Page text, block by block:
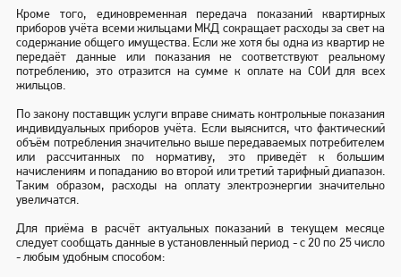
Кроме того, единовременная передача показаний квартирных
приборов учёта всеми жильцами МКД сокращает расходы за свет на
содержание общего имущества. Если же хотя бы одна из квартир не
передаёт данныеили показания не соответствуют реальному
потреблению, это отразится на сумме к оплате на СОИ для всех
жильцов
По закону поставщик услуги вправе снимать контрольные показания
индивидуальных приборов учёта. Если выяснится, что фактический
объём потребления значительно выше передаваемых потребителем
или рассчитанных по нормативу, это приведёт к большим
начислениям и попаданию во второй или третий тарифный диапазон.
Таким образом, расходы на оплату электроэнергии значительно
увеличатся.
Для приёма в расчёт актуальных показаний в текущем месяце
следует сообщать данные в установленный период - с 20 по 25 число
- любым удобным способом: